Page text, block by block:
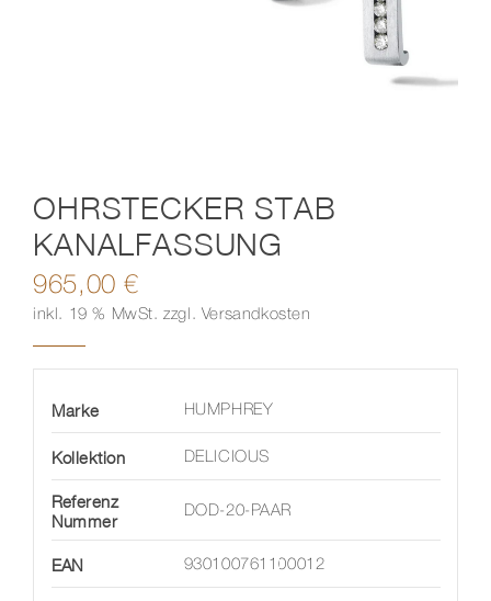
OHRSTECKER STAB
KANALFASSUNG
965,00€
inkl. 19 % MwSt. zzgl. Versandkosten
Marke HUMPHREY
Kollektion DELICIOUS
Referenz
Nummer
DOD-20-PAAR
EAN 930100761100012